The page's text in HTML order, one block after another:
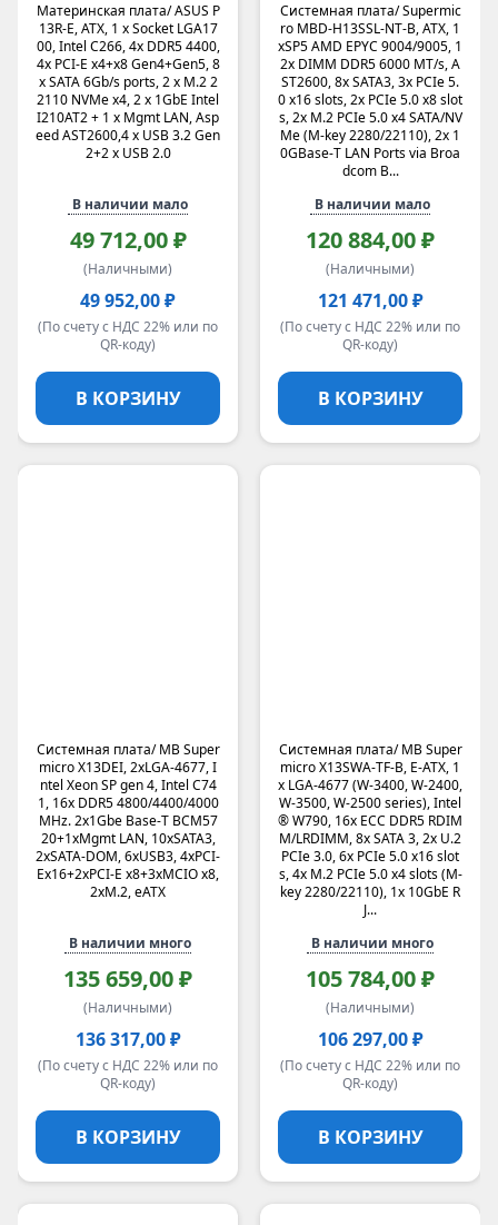
Материнская плата/ ASUS P
13R-E, ATX, 1 x Socket LGA17
00, Intel C266, 4x DDR5 4400,
4x PCI-E x4+x8 Gen4+Gen5, 8
x SATA 6Gb/s ports, 2 x M.2 2
2110 NVMe x4, 2 x 1GbE Intel
I210AT2 + 1 x Mgmt LAN, Asp
eed AST2600,4 x USB 3.2 Gen
2+2 x USB 2.0
В наличии мало
49 712,00 ₽
(Наличными)
49 952,00 ₽
(По счету с НДС 22% или по
QR-коду)
В КОРЗИНУ
Системная плата/ Supermic
ro MBD-H13SSL-NT-B, ATX, 1
xSP5 AMD EPYC 9004/9005, 1
2x DIMM DDR5 6000 MT/s, A
ST2600, 8x SATA3, 3x PCIe 5.
0 x16 slots, 2x PCIe 5.0 x8 slot
s, 2x M.2 PCIe 5.0 x4 SATA/NV
Me (M-key 2280/22110), 2x 1
0GBase-T LAN Ports via Broa
dcom B...
В наличии мало
120 884,00 ₽
(Наличными)
121 471,00 ₽
(По счету с НДС 22% или по
QR-коду)
В КОРЗИНУ
Системная плата/ MB Super
micro X13DEI, 2xLGA-4677, I
ntel Xeon SP gen 4, Intel C74
1, 16x DDR5 4800/4400/4000
MHz. 2x1Gbe Base-T BCM57
20+1xMgmt LAN, 10xSATA3,
2xSATA-DOM, 6xUSB3, 4xPCI-
Ex16+2xPCI-E x8+3xMCIO x8,
2xM.2, eATX
В наличии много
135 659,00 ₽
(Наличными)
136 317,00 ₽
(По счету с НДС 22% или по
QR-коду)
В КОРЗИНУ
Системная плата/ MB Super
micro X13SWA-TF-B, E-ATX, 1
x LGA-4677 (W-3400, W-2400,
W-3500, W-2500 series), Intel
® W790, 16x ECC DDR5 RDIM
M/LRDIMM, 8x SATA 3, 2x U.2
PCIe 3.0, 6x PCIe 5.0 x16 slot
s, 4x M.2 PCIe 5.0 x4 slots (M-
key 2280/22110), 1x 10GbE R
J...
В наличии много
105 784,00 ₽
(Наличными)
106 297,00 ₽
(По счету с НДС 22% или по
QR-коду)
В КОРЗИНУ